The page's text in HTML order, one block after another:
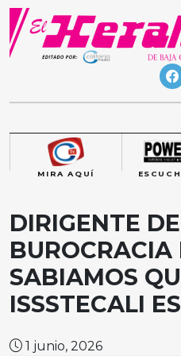
Skip
content
MIRA AQUÍ
DIRIGENTE
BUROCRACIA
SABIAMOS
ISSSTECALI
1 junio, 2026